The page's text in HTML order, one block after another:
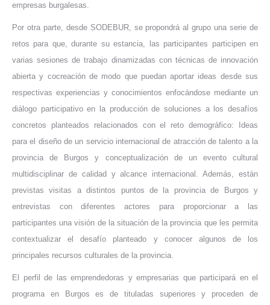
empresas burgalesas.
Por otra parte, desde SODEBUR, se propondrá al grupo una serie de
retos para que, durante su estancia, las participantes participen en
varias sesiones de trabajo dinamizadas con técnicas de innovación
abierta y cocreación de modo que puedan aportar ideas desde sus
respectivas experiencias y conocimientos enfocándose mediante un
diálogo participativo en la producción de soluciones a los desafíos
concretos planteados relacionados con el reto demográfico: Ideas
para el diseño de un servicio internacional de atracción de talento a la
provincia de Burgos y conceptualización de un evento cultural
multidisciplinar de calidad y alcance internacional. Además, están
previstas visitas a distintos puntos de la provincia de Burgos y
entrevistas con diferentes actores para proporcionar a las
participantes una visión de la situación de la provincia que les permita
contextualizar el desafío planteado y conocer algunos de los
principales recursos culturales de la provincia.
El perfil de las emprendedoras y empresarias que participará en el
programa en Burgos es de tituladas superiores y proceden de